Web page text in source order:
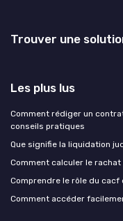
Trouver une
Les plus lus
Comment rédiger un
conseils pratiques
Que signifie la liquidation
Comment calculer le
Comprendre le rôle du
Comment accéder